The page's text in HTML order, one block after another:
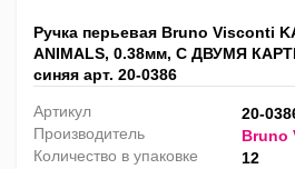
Ручка перьевая Bruno Visconti
ANIMALS, 0.38мм, С ДВУМЯ
синяя арт. 20-0386
Артикул
20-
Производитель
Bruno
Количество в упаковке
12